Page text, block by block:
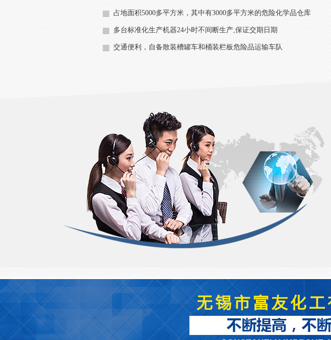
占地面积5000多平方米，其中有3000多平方米的危险化学品仓库
多台标准化生产机器24小时不间断生产,保证交期日期
交通便利，自备散装槽罐车和桶装栏板危险品运输车队